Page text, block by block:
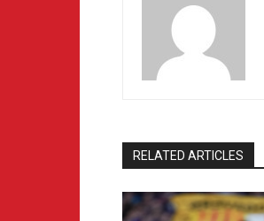
RELATED ARTICLES